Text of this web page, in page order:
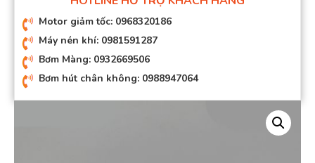
Motor giảm tốc: 0968320186
Máy nén khí: 0981591287
Bơm Màng: 0932669506
Bơm hút chân không: 0988947064